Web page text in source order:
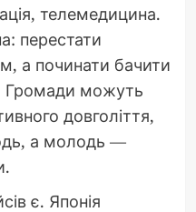
телемедицина.
перестати
а починати бачити
Громади можуть
довголіття,
а молодь —
є. Японія